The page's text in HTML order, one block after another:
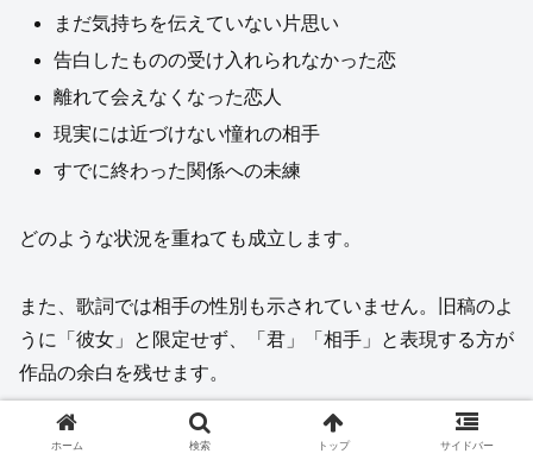
まだ気持ちを伝えていない片思い
告白したものの受け入れられなかった恋
離れて会えなくなった恋人
現実には近づけない憧れの相手
すでに終わった関係への未練
どのような状況を重ねても成立します。
また、歌詞では相手の性別も示されていません。旧稿のよ
うに「彼女」と限定せず、「君」「相手」と表現する方が
作品の余白を残せます。
ホーム 検索 トップ サイドバー